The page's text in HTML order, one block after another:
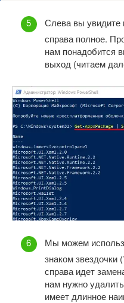
Слева вы увидите
справа полное.
нам понадобится
выход (читаем
Мы можем
знаком звездочки
справа идет
нам нужно
имеет длинное